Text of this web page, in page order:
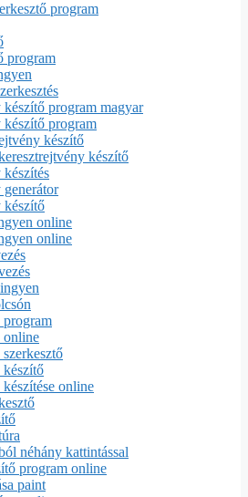
program
program
program magyar
program
készítő
készítő
készítő
online
online
program
online
készítő
online
néhány kattintással
program online
paint